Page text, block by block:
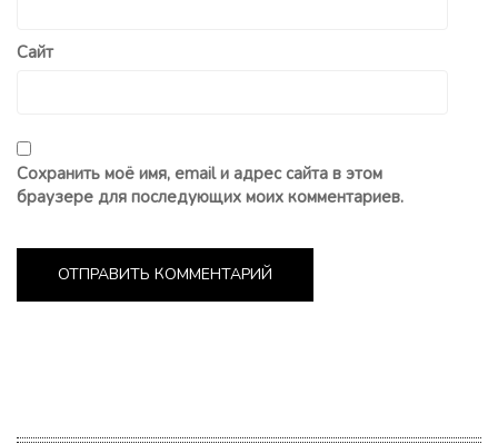
Сайт
Сохранить моё имя, email и адрес сайта в этом
браузере для последующих моих комментариев.